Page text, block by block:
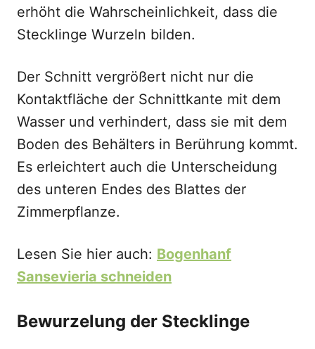
erhöht die Wahrscheinlichkeit, dass die
Stecklinge Wurzeln bilden.
Der Schnitt vergrößert nicht nur die
Kontaktfläche der Schnittkante mit dem
Wasser und verhindert, dass sie mit dem
Boden des Behälters in Berührung kommt.
Es erleichtert auch die Unterscheidung
des unteren Endes des Blattes der
Zimmerpflanze.
Lesen Sie hier auch: Bogenhanf
Sansevieria schneiden
Bewurzelung der Stecklinge